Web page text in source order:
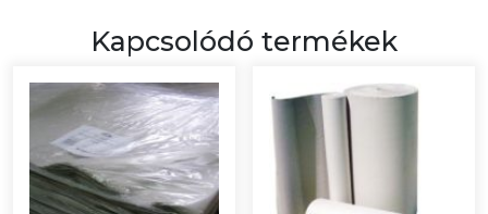
Kapcsolódó termékek